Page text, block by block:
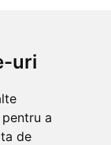
uri
a
de